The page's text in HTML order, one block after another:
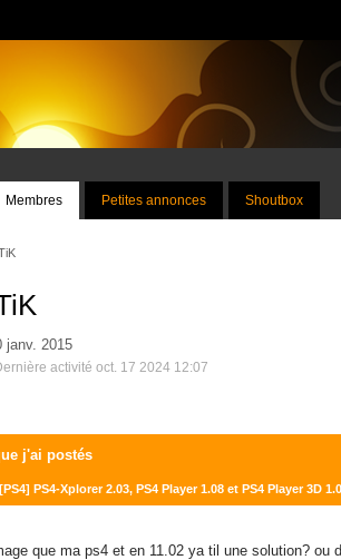
Membres Petites annonces Shoutbox
janv. 2015
activité oct. 17 2024 12:07
j'ai postés
PS4-Xplorer 2.03, PS4 Player 1.08 et PS4 Player 3D
que ma ps4 et en 11.02 ya til une solution? ou